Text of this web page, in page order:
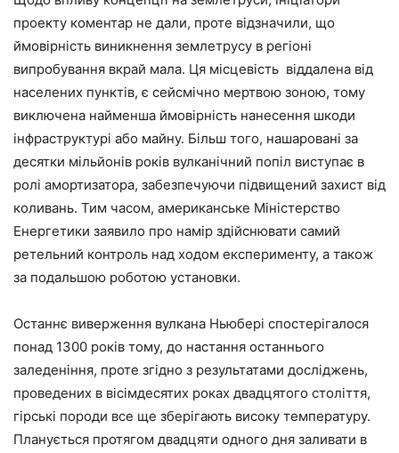
проекту коментар не дали, проте відзначили, що
ймовірність виникнення землетрусу в регіоні
випробування вкрай мала. Ця місцевість віддалена від
населених пунктів, є сейсмічно мертвою зоною, тому
виключена найменша ймовірність нанесення шкоди
інфраструктурі або майну. Більш того, нашаровані за
десятки мільйонів років вулканічний попіл виступає в
ролі амортизатора, забезпечуючи підвищений захист від
коливань. Тим часом, американське Міністерство
Енергетики заявило про намір здійснювати самий
ретельний контроль над ходом експерименту, а також
за подальшою роботою установки.
Останнє виверження вулкана Ньюбері спостерігалося
понад 1300 років тому, до настання останнього
заледеніння, проте згідно з результатами досліджень,
проведених в вісімдесятих роках двадцятого століття,
гірські породи все ще зберігають високу температуру.
Планується протягом двадцяти одного дня заливати в